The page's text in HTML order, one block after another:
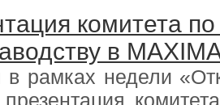
комитета
в
рамках недели